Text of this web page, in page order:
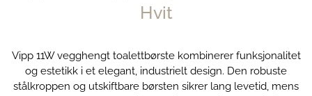
Hvit
Vipp 11W vegghengt toalettbørste kombinerer funksjonalitet
og estetikk i et elegant, industrielt design. Den robuste
stålkroppen og utskiftbare børsten sikrer lang levetid, mens